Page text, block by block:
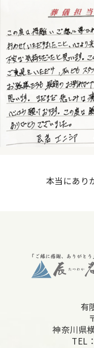
本当にあり
有
神奈川県
TEL：